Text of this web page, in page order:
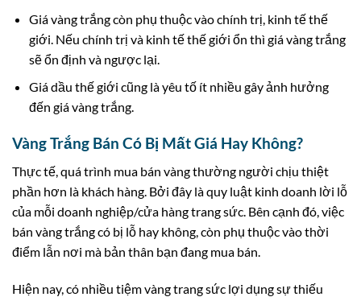
Giá vàng trắng còn phụ thuộc vào chính trị, kinh tế thế
giới. Nếu chính trị và kinh tế thế giới ổn thì giá vàng trắng
sẽ ổn định và ngược lại.
Giá dầu thế giới cũng là yêu tố ít nhiều gây ảnh hưởng
đến giá vàng trắng.
Vàng Trắng Bán Có Bị Mất Giá Hay Không?
Thực tế, quá trình mua bán vàng thường người chịu thiệt
phần hơn là khách hàng. Bởi đây là quy luật kinh doanh lời lỗ
của mỗi doanh nghiệp/cửa hàng trang sức. Bên cạnh đó, việc
bán vàng trắng có bị lỗ hay không, còn phụ thuộc vào thời
điểm lẫn nơi mà bản thân bạn đang mua bán.
Hiện nay, có nhiều tiệm vàng trang sức lợi dụng sự thiếu